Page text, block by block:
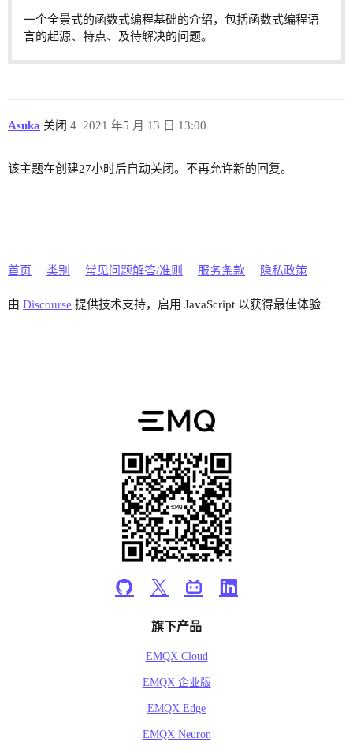
一个全景式的函数式编程基础的介绍，包括函数式编程语
言的起源、特点、及待解决的问题。
Asuka 关闭 2021 年5 月 13 日 13:00
4
该主题在创建27小时后自动关闭。不再允许新的回复。
首页 类别 常见问题解答/准则 服务条款 隐私政策
由 Discourse 提供技术支持，启用 JavaScript 以获得最佳体验
旗下产品
EMQX Cloud
EMQX 企业版
EMQX Edge
EMQX Neuron